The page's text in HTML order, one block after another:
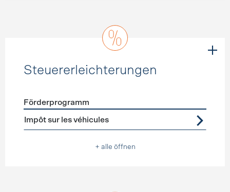
Steuererleichterungen
Förderprogramme Steuererleichterungen
Förderprogramm
Impôt sur les véhicules
+ alle öffnen